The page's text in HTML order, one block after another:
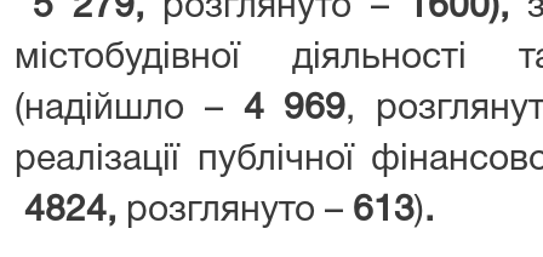
5 279,
розглянуто – 1600),
містобудівної діяльності
(надійшло –
4 969,
реалізації публічної
4824, розглянуто – 613).